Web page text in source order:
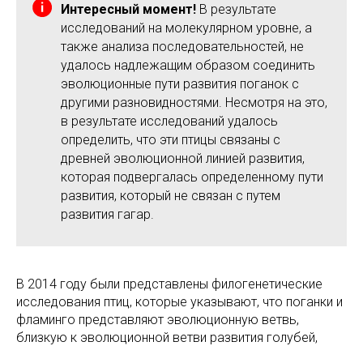
Интересный момент! В результате
исследований на молекулярном уровне, а
также анализа последовательностей, не
удалось надлежащим образом соединить
эволюционные пути развития поганок с
другими разновидностями. Несмотря на это,
в результате исследований удалось
определить, что эти птицы связаны с
древней эволюционной линией развития,
которая подвергалась определенному пути
развития, который не связан с путем
развития гагар.
В 2014 году были представлены филогенетические
исследования птиц, которые указывают, что поганки и
фламинго представляют эволюционную ветвь,
близкую к эволюционной ветви развития голубей,